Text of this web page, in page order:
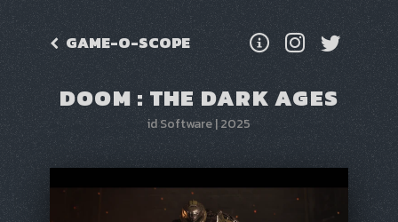
GAME-O-SCOPE
DOOM : THE DARK AGES
id Software|2025